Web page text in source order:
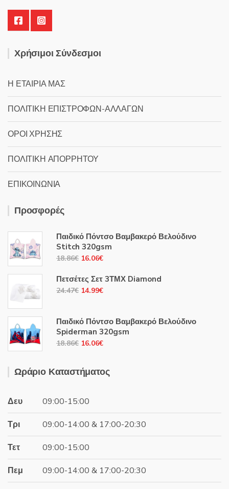
Χρήσιμοι Σύνδεσμοι
Η ΕΤΑΙΡΙΑ ΜΑΣ
ΠΟΛΙΤΙΚΗ ΕΠΙΣΤΡΟΦΩΝ-ΑΛΛΑΓΩΝ
ΟΡΟΙ ΧΡΗΣΗΣ
ΠΟΛΙΤΙΚΗ ΑΠΟΡΡΗΤΟΥ
ΕΠΙΚΟΙΝΩΝΙΑ
Προσφορές
Παιδικό Πόντσο Βαμβακερό Βελούδινο
Stitch 320gsm
18.86€ Original
was:
18.86€.
16.06€Η
τιμή
είναι:
Πετσέτες Σετ 3ΤΜΧ Diamond
24.47€ Original
24.47€.
14.99€Η
είναι:
14.99€.
Παιδικό Πόντσο Βαμβακερό Βελούδινο
Spiderman 320gsm
18.86€ Original
was:
18.86€.
16.06€Η
τιμή
είναι:
Ωράριο Καταστήματος
Δευ 09:00-15:00
Τρι 09:00-14:00 & 17:00-20:30
Τετ 09:00-15:00
Πεμ 09:00-14:00 & 17:00-20:30